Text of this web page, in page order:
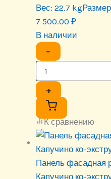
Вес: 22.7 kg
7 500.00 ₽
В наличии
−
+
К сравнению
Панель фасадная
Капучино ко-